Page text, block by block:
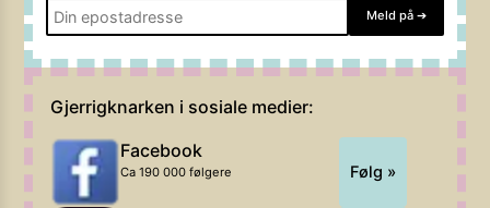
Meld på ➔
Gjerrigknarken i sosiale medier:
Facebook
Ca 190 000 følgere Følg »